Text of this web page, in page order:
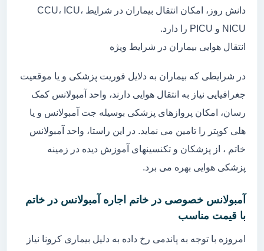
دانش روز، امکان انتقال بیماران در شرایط CCU، ICU،
NICU و PICU را دارد.
انتقال هوایی بیماران در شرایط ویژه
در شرایطی که بیماران به دلایل فوریت پزشکی و یا موقعیت
جغرافیایی نیاز به انتقال هوایی دارند، واحد آمبولانس کمک
رسان، امکان پروازهای پزشکی بوسیله جت آمبولانس و یا
هلی کوپتر را تامین می نماید. در این راستا، واحد آمبولانس
خاتم ، از پزشکان و تکنسینهای آموزش دیده در زمینه
پزشکی هوایی بهره می برد.
آمبولانس خصوصی در خاتم اجاره آمبولانس در خاتم
با قیمت مناسب
امروزه با توجه به پاندمی رخ داده به دلیل بیماری کرونا نیاز